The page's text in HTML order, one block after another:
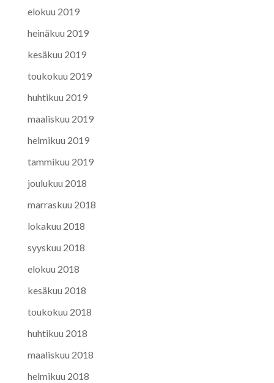
elokuu 2019
heinäkuu 2019
kesäkuu 2019
toukokuu 2019
huhtikuu 2019
maaliskuu 2019
helmikuu 2019
tammikuu 2019
joulukuu 2018
marraskuu 2018
lokakuu 2018
syyskuu 2018
elokuu 2018
kesäkuu 2018
toukokuu 2018
huhtikuu 2018
maaliskuu 2018
helmikuu 2018